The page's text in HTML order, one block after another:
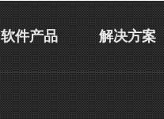
软件产品 解决方案